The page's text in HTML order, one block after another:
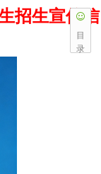
招生宣传信
目
录